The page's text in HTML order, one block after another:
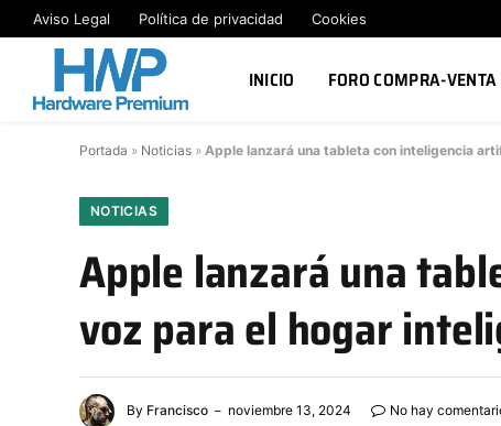
Aviso Legal Política de privacidad Cookies
INICIO FORO COMPRA-VENTA
Portada » Noticias » Apple lanzará una tableta con inteligencia
NOTICIAS
Apple lanzará una
voz para el hogar
By Francisco noviembre 13, 2024 No hay